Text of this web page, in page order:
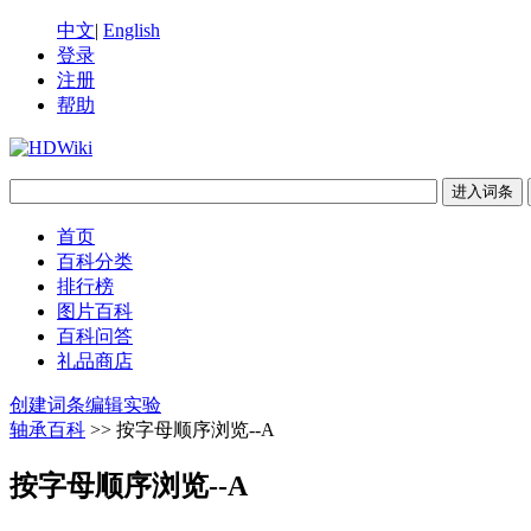
中文| English
登录
注册
帮助
首页
百科分类
排行榜
图片百科
百科问答
礼品商店
创建词条编辑实验
轴承百科 >> 按字母顺序浏览--A
按字母顺序浏览--A